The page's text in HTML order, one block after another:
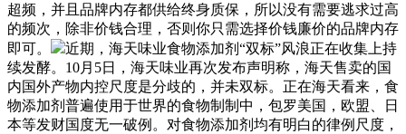
超频，并且品牌内存都供给终身质保，所以没有需要逃求过高
的频次，除非价钱合理，否则你只需选择价钱廉价的品牌内存
即可。
近期，海天味业食物添加剂“双标”风浪正在收集上持
续发酵。10月5日，海天味业再次发布声明称，海天售卖的国
内国外产物内控尺度是分歧的，并未双标。正在海天看来，食
物添加剂普遍使用于世界的食物制制中，包罗美国，欧盟、日
本等发财国度无一破例。对食物添加剂均有明白的律例尺度，